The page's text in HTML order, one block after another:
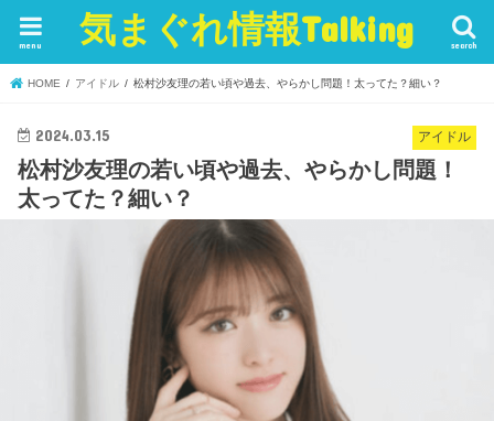
気まぐれ情報Talking search
menu
HOME アイドル 松村沙友理の若い頃や過去、やらかし問題！太ってた？細い？
アイドル
2024.03.15
松村沙友理の若い頃や過去、やらかし問題！
太ってた？細い？